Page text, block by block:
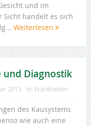
und im
Sicht handelt es sich
Weiterlesen
und Diagnostik
2013 In: Krankheiten
des Kausystems
wie auch eine